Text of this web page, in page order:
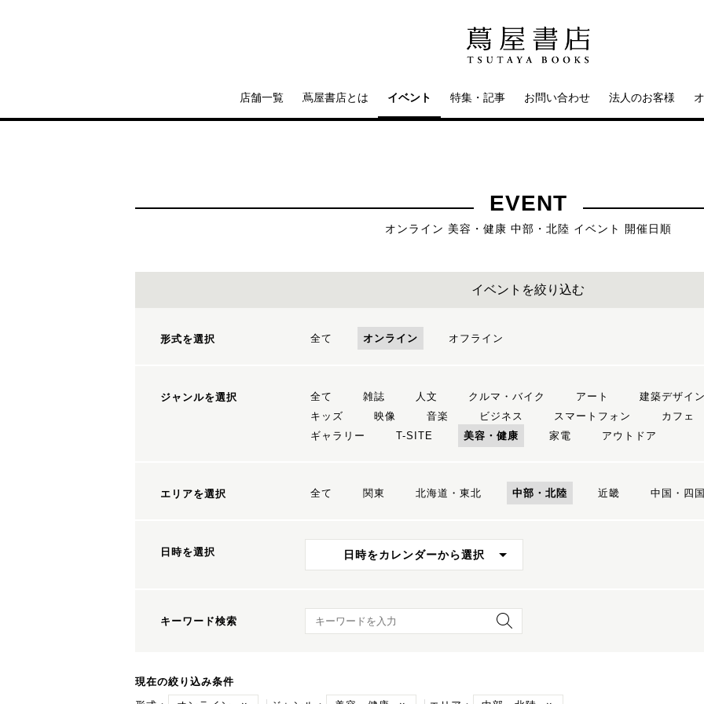
店舗一覧 蔦屋書店とは イベント 特集・記事 お問い合わせ 法人のお客様
EVENT
オンライン 美容・健康 中部・北陸 イベント 開催日順
イベントを絞り込む
形式を選択 全て オンライン オフライン
ジャンルを選択 全て 雑誌 人文 クルマ・バイク アート 建築デザイン
キッズ
映像 音楽 ビジネス スマートフォン カフェ
ギャラリー
T-SITE 美容・健康 家電 アウトドア
エリアを選択 全て 関東 北海道・東北 中部・北陸 近畿 中国・四国
日時を選択 日時をカレンダーから選択
キーワード検索 キーワード検索
現在の絞り込み条件